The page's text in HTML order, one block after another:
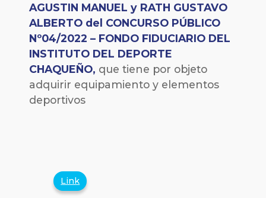
AGUSTIN MANUEL y RATH GUSTAVO
ALBERTO del CONCURSO PÚBLICO
Nº04/2022 – FONDO FIDUCIARIO DEL
INSTITUTO DEL DEPORTE
CHAQUEÑO, que tiene por objeto
adquirir equipamiento y elementos
deportivos
Link